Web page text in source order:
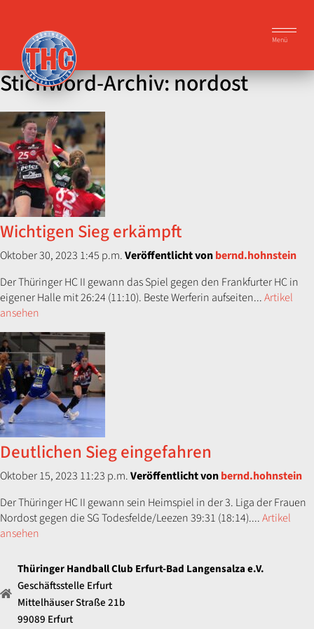
Menü
Stichword-Archiv: nordost
Wichtigen Sieg erkämpft
Oktober 30, 2023 1:45 p.m.Veröffentlicht vonbernd.hohnstein
Der Thüringer HC II gewann das Spiel gegen den Frankfurter HC in
eigener Halle mit 26:24 (11:10). Beste Werferin aufseiten...Artikel
ansehen
Deutlichen Sieg eingefahren
Oktober 15, 2023 11:23 p.m.Veröffentlicht vonbernd.hohnstein
Der Thüringer HC II gewann sein Heimspiel in der 3. Liga der Frauen
Nordost gegen die SG Todesfelde/Leezen 39:31 (18:14)....Artikel
ansehen
Thüringer Handball Club Erfurt-Bad Langensalza e.V.
Geschäftsstelle Erfurt
Mittelhäuser Straße 21b
99089 Erfurt